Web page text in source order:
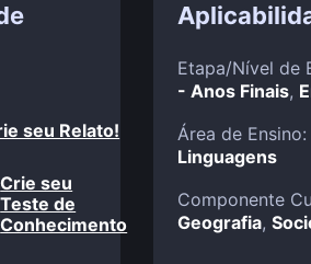
seu Relato!
Crie seu
Teste de
Conhecimento
Etapa/Nível de
- Anos Finais,
Área de Ensino:
Linguagens
Componente
Geografia,